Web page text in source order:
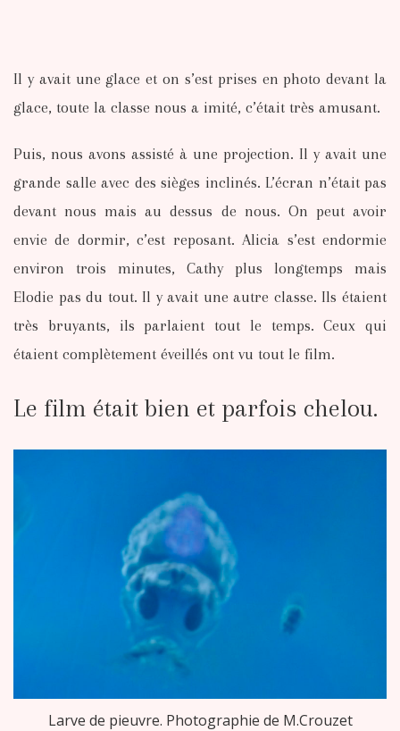
Il y avait une glace et on s’est prises en photo devant la
glace, toute la classe nous a imité, c’était très amusant.
Puis, nous avons assisté à une projection. Il y avait une
grande salle avec des sièges inclinés. L’écran n’était pas
devant nous mais au dessus de nous. On peut avoir
envie de dormir, c’est reposant. Alicia s’est endormie
environ trois minutes, Cathy plus longtemps mais
Elodie pas du tout. Il y avait une autre classe. Ils étaient
très bruyants, ils parlaient tout le temps. Ceux qui
étaient complètement éveillés ont vu tout le film.
Le film était bien et parfois chelou.
Larve de pieuvre. Photographie de M.Crouzet